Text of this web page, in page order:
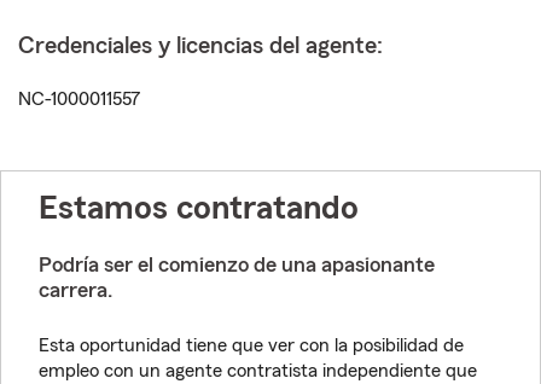
Credenciales y licencias del agente:
NC-1000011557
Estamos contratando
Podría ser el comienzo de una apasionante
carrera.
Esta oportunidad tiene que ver con la posibilidad de
empleo con un agente contratista independiente que